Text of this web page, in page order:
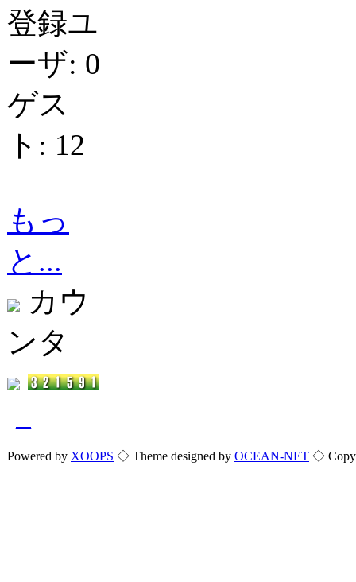
登録ユ
ーザ: 0
ゲス
ト: 12
もっ
と...
カウ
ンタ
Powered by XOOPS ◇ Theme designed by OCEAN-NET ◇